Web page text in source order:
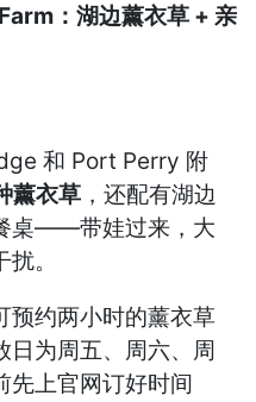
：湖边薰衣草 + 亲
和 Port Perry 附
薰衣草 ，还配有湖边
桌——带娃过来，大
。
预约两小时的薰衣草
日为周五、周六、周
先上官网订好时间